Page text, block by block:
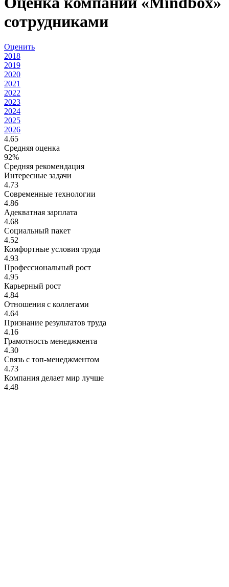
сотрудниками
Оценить
2018
2019
2020
2021
2022
2023
2024
2025
2026
4.65
Средняя оценка
92%
Средняя рекомендация
Интересные задачи
4.73
Современные технологии
4.86
Адекватная зарплата
4.68
Социальный пакет
4.52
Комфортные условия труда
4.93
Профессиональный рост
4.95
Карьерный рост
4.84
Отношения с коллегами
4.64
Признание результатов труда
4.16
Грамотность менеджмента
4.30
Связь с топ-менеджментом
4.73
Компания делает мир лучше
4.48